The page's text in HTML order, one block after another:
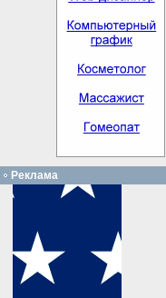
Реклама